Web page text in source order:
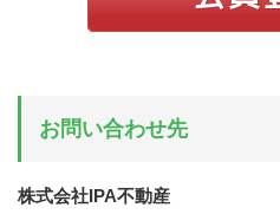
お問い合わせ先
株式会社IPA不動産